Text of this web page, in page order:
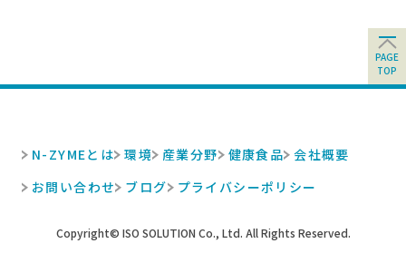
PAGE
TOP
N-ZYMEとは 環境 産業分野 健康食品 会社概要
お問い合わせ ブログ プライバシーポリシー
Copyright© ISO SOLUTION Co., Ltd. All Rights Reserved.